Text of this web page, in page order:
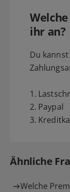
ihr an?
Du
1.
2. Paypal
3.
Ähnliche
Welche